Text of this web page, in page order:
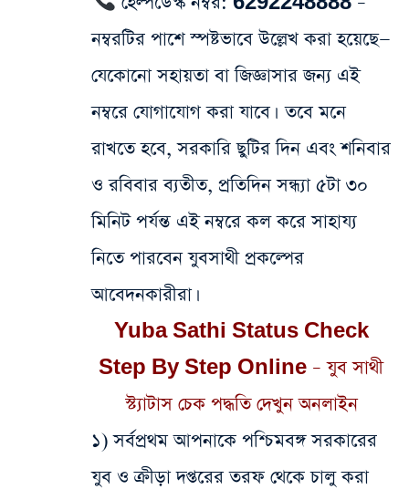
নম্বরটির পাশে স্পষ্টভাবে উল্লেখ করা হয়েছে—
যেকোনো সহায়তা বা জিজ্ঞাসার জন্য এই
নম্বরে যোগাযোগ করা যাবে। তবে মনে
রাখতে হবে, সরকারি ছুটির দিন এবং শনিবার
ও রবিবার ব্যতীত, প্রতিদিন সন্ধ্যা ৫টা ৩০
মিনিট পর্যন্ত এই নম্বরে কল করে সাহায্য
নিতে পারবেন যুবসাথী প্রকল্পের
আবেদনকারীরা।
Yuba Sathi Status Check
Step By Step Online – যুব সাথী
স্ট্যাটাস চেক পদ্ধতি দেখুন অনলাইন
১) সর্বপ্রথম আপনাকে পশ্চিমবঙ্গ সরকারের
যুব ও ক্রীড়া দপ্তরের তরফ থেকে চালু করা